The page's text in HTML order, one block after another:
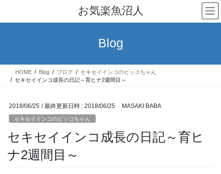
テ
ス
ゲ
ン
お気楽魚沼人
Blog
HOME Blog ブログ
セキセイインコのピッコちゃん
セキセイインコ成長の日記～育ヒナ2週間目～
2018/06/25 / 最終更新日時 : 2018/06/25 MASAKI BABA
セキセイインコのピッコちゃん
セキセイインコ成長の日記～育ヒ
ナ2週間目～